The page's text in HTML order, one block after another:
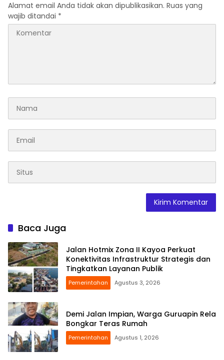
Alamat email Anda tidak akan dipublikasikan. Ruas yang
wajib ditandai *
Baca Juga
Jalan Hotmix Zona II Kayoa Perkuat
Konektivitas Infrastruktur Strategis dan
Tingkatkan Layanan Publik
Pemerintahan Agustus 3, 2026
Demi Jalan Impian, Warga Guruapin Rela
Bongkar Teras Rumah
Pemerintahan Agustus 1, 2026